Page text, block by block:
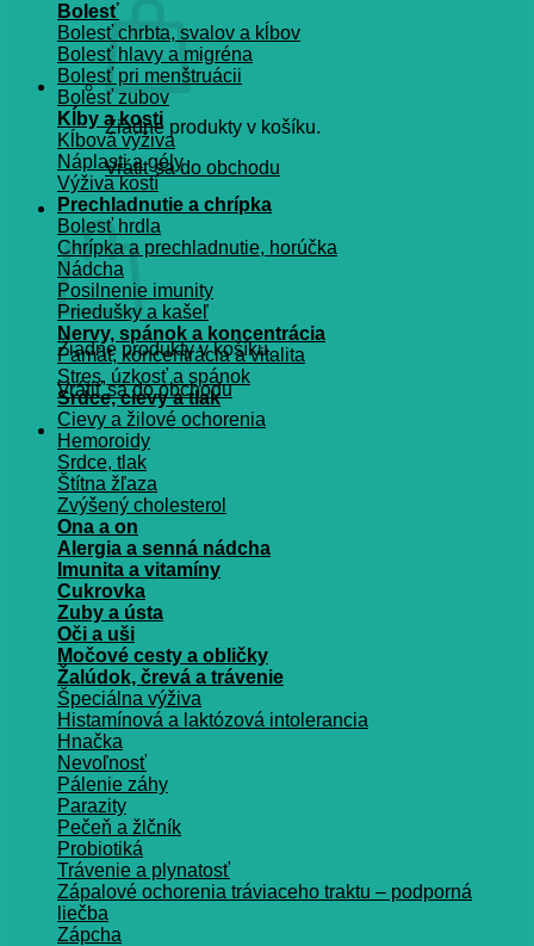
Žiadne produkty v košíku.
Vrátiť sa do obchodu
Košík
Žiadne produkty v košíku.
Vrátiť sa do obchodu
Bolesť
Bolesť chrbta, svalov a kĺbov
Bolesť hlavy a migréna
Bolesť pri menštruácii
Bolesť zubov
Kĺby a kosti
Kĺbová výživa
Náplasti a gély
Výživa kostí
Prechladnutie a chrípka
Bolesť hrdla
Chrípka a prechladnutie, horúčka
Nádcha
Posilnenie imunity
Priedušky a kašeľ
Nervy, spánok a koncentrácia
Pamät, koncentrácia a vitalita
Stres, úzkosť a spánok
Srdce, cievy a tlak
Cievy a žilové ochorenia
Hemoroidy
Srdce, tlak
Štítna žľaza
Zvýšený cholesterol
Ona a on
Alergia a senná nádcha
Imunita a vitamíny
Cukrovka
Zuby a ústa
Oči a uši
Močové cesty a obličky
Žalúdok, črevá a trávenie
Špeciálna výživa
Histamínová a laktózová intolerancia
Hnačka
Nevoľnosť
Pálenie záhy
Parazity
Pečeň a žlčník
Probiotiká
Trávenie a plynatosť
Zápalové ochorenia tráviaceho traktu – podporná
liečba
Zápcha